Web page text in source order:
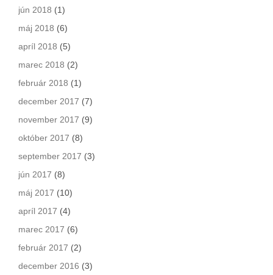
jún 2018 (1)
máj 2018 (6)
apríl 2018 (5)
marec 2018 (2)
február 2018 (1)
december 2017 (7)
november 2017 (9)
október 2017 (8)
september 2017 (3)
jún 2017 (8)
máj 2017 (10)
apríl 2017 (4)
marec 2017 (6)
február 2017 (2)
december 2016 (3)